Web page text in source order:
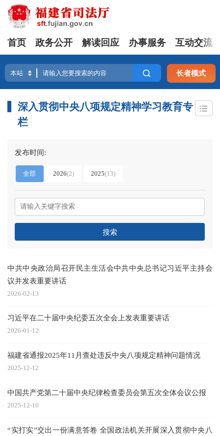
首页 政务公开 解读回应 办事服务 互动交流
长者模式
深入贯彻中央八项规定精神学习教育专
栏
发布时间:
全部 2026(2) 2025(13)
搜索
中共中央政治局召开民主生活会中共中央总书记习近平主持会
议并发表重要讲话
2026-02-13
习近平在二十届中央纪委五次全会上发表重要讲话
2026-01-12
福建省通报2025年11月查处违反中央八项规定精神问题情况
2025-12-12
中国共产党第二十届中央纪律检查委员会第五次全体会议公报
2025-12-10
“实打实”交出一份满意答卷 全国政法机关开展深入贯彻中央八